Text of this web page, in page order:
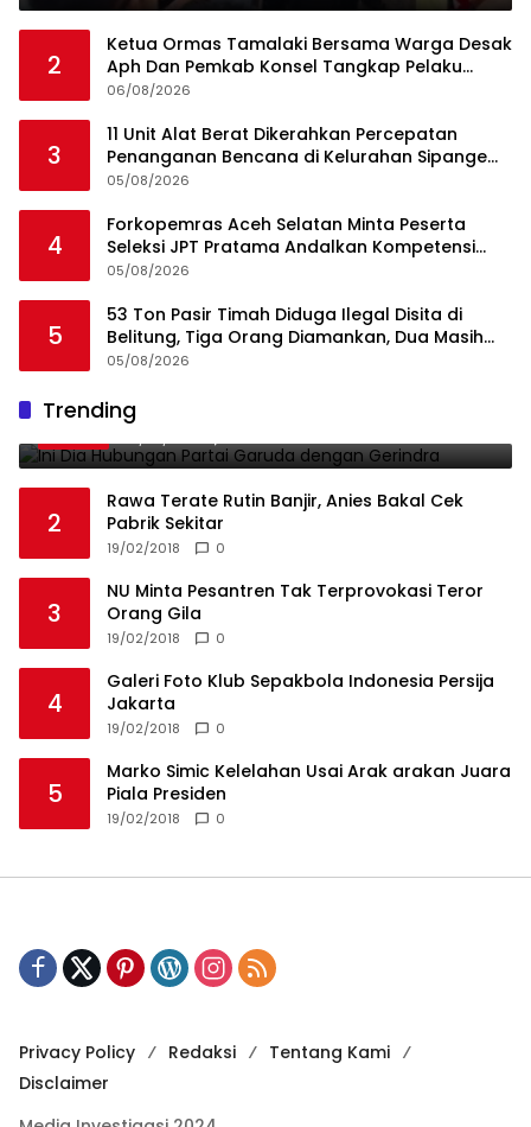
2
Ketua Ormas Tamalaki Bersama Warga Desak
Aph Dan Pemkab Konsel Tangkap Pelaku
Angkut Cangkang Sawit Overload, Truk PT KAP
06/08/2026
3
11 Unit Alat Berat Dikerahkan Percepatan
Penanganan Bencana di Kelurahan Sipange
Kecamatan Tukka
05/08/2026
4
Forkopemras Aceh Selatan Minta Peserta
Seleksi JPT Pratama Andalkan Kompetensi
dan Integritas, Bukan Kedekatan
05/08/2026
5
53 Ton Pasir Timah Diduga Ilegal Disita di
Belitung, Tiga Orang Diamankan, Dua Masih
Diburu
05/08/2026
Trending
1
Gerindra
2
Rawa Terate Rutin Banjir, Anies Bakal Cek
Pabrik Sekitar
19/02/2018 0
3
NU Minta Pesantren Tak Terprovokasi Teror
Orang Gila
19/02/2018 0
4
Galeri Foto Klub Sepakbola Indonesia Persija
Jakarta
19/02/2018 0
5
Marko Simic Kelelahan Usai Arak arakan Juara
Piala Presiden
19/02/2018 0
Privacy Policy Redaksi
Tentang Kami
Disclaimer